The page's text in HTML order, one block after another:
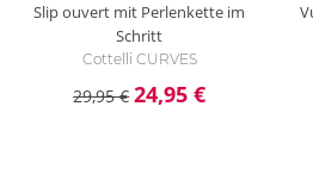
Slip ouvert mit Perlenkette im
Schritt
Cottelli CURVES
29,95 € 24,95 €